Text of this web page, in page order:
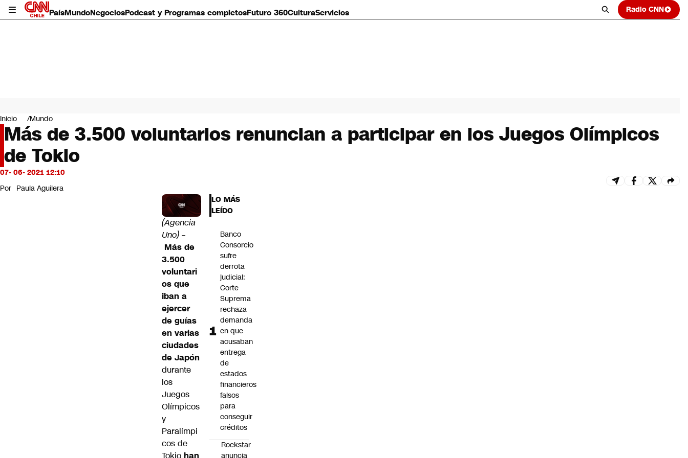
PaísMundoNegociosPodcast y Programas completosFuturo 360CulturaServicios Radio CNN
Mundo
Negocios
Deportes
Programas completos
Cultura
Servicios
Bits
CNN Data
Inicio Mundo
Más de 3.500 voluntarios renuncian a participar en los Juegos Olímpicos
de Tokio
07- 06- 2021 12:10
Por Paula Aguilera
(Agencia
Uno) –
Más de
3.500
voluntari
os que
iban a
ejercer
de guías
en varias
ciudades
de Japón
durante
los
Juegos
Olímpicos
y
Paralímpi
cos de
Tokio han
LO MÁS
LEÍDO
Banco
Consorcio
sufre
derrota
judicial:
Corte
Suprema
rechaza
demanda
en que
acusaban
entrega
de
estados
financieros
falsos
para
conseguir
créditos
Rockstar
anuncia